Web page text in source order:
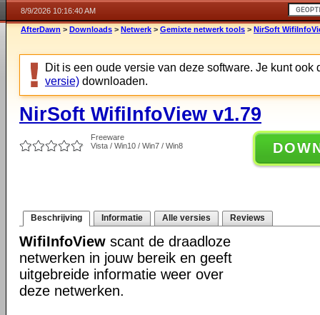
8/9/2026 10:16:40 AM
AfterDawn > Downloads > Netwerk > Gemixte netwerk tools > NirSoft
Dit is een oude versie van deze software. Je kunt ook
versie) downloaden.
NirSoft WifiInfoView v1.79
Freeware
Vista / Win10 / Win7 / Win8
Beschrijving Informatie Alle versies Reviews
WifiInfoView scant de draadloze
netwerken in jouw bereik en geeft
uitgebreide informatie weer over
deze netwerken.